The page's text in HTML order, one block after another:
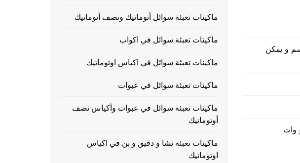
من 10 سم الي 32 سم وعرض من 10 سم الي 24سم و يمكن
ماكينات تعبئة سوائل أتوماتيك ونصف أتوماتيك
ماكينات تعبئة سوائل في اكواب
ماكينات تعبئة سوائل في اكياس اوتوماتيك
ماكينات تعبئة سوائل في عبوات
ماكينات تعبئة سوائل في عبوات وأكياس نصف
أوتوماتيك
ماكينات تعبئة نشا و دقيق و بن في اكياس
اوتوماتيك